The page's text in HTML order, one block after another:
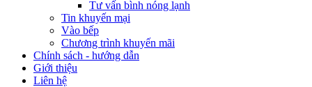
Tư vấn bình nóng lạnh
Tin khuyến mại
Vào bếp
Chương trình khuyến mãi
Chính sách - hướng dẫn
Giới thiệu
Liên hệ